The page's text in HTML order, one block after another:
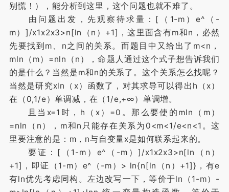
别慌！），能分析到这里，这个问题也就不难了。
由问题出发，先观察待求量：[（1-m）e^（-
m）]/x1x2x3>n[ln（n）+1]，这里面含有m和n，必然
先要找到m、n之间的关系。而题目中又给出了m<n，
mln（m）=nln（n），命题人通过这个式子想告诉我们
的是什么？当然是m和n的关系了。这个关系怎么找呢？
当然是研究xln（x）函数了，对其求导可以得出h（x）
在（0,1/e）单调减，在（1/e,+∞）单调增。
且当x=1时，h（x）=0。那么要使的mln（m）
=nln（n），m和n只能存在关系为0<m<1/e<n<1。这
里要注意的是：m，n与自变量x是如何联系起来的。
要证：[（1-m）e^（-m）]/x1x2x3>n[ln（n）
+1]，即证（1-m）e^（-m）> ln{n[ln（n）+1]}，有e
有ln优先考虑同构。左边改写一下，等价于ln（1-m）-